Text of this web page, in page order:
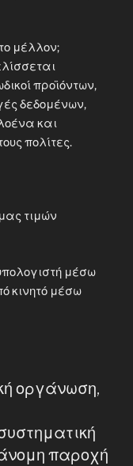
μέλλον;
προϊόντων,
δεδομένων,
και
πολίτες.
τιμών
μέσω
κινητό μέσω
οργάνωση,
παροχή